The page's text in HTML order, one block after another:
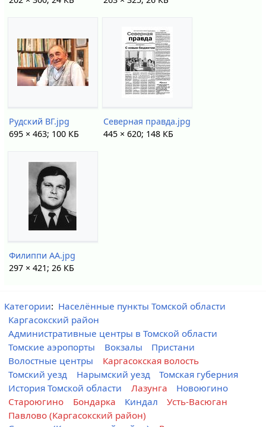
Рудский ВГ.jpg
695 × 463; 100 КБ
Северная правда.jpg
445 × 620; 148 КБ
Филиппи АА.jpg
297 × 421; 26 КБ
Категории: Населённые пункты Томской области
Каргасокский район
Административные центры в Томской области
Томские аэропорты
Вокзалы
Пристани
Волостные центры
Каргасокская волость
Томский уезд
Нарымский уезд
Томская губерния
История Томской области
Лазунга
Новоюгино
Староюгино
Бондарка Киндал
Усть-Васюган
Павлово (Каргасокский район)